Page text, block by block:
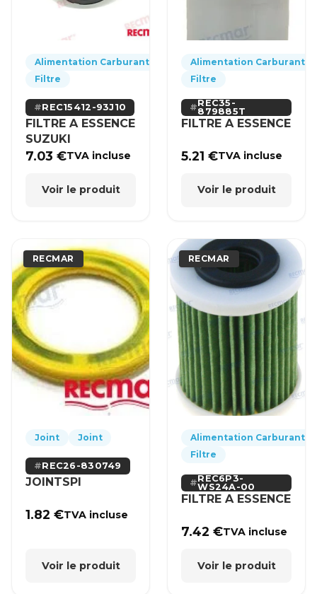
Alimentation Carburant
Filtre
REC15412-93J10
FILTRE A ESSENCE
SUZUKI
7.03€TVA incluse
Voir le produit
Alimentation Carburant
Filtre
REC35-
879885T
FILTRE A ESSENCE
5.21€TVA incluse
Voir le produit
RECMAR
Joint Joint
REC26-830749
JOINTSPI
1.82€TVA incluse
Voir le produit
RECMAR
Alimentation Carburant
Filtre
REC6P3-
WS24A-00
FILTRE A ESSENCE
7.42€TVA incluse
Voir le produit